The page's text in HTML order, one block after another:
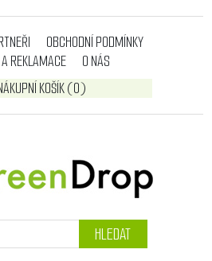
OBCHODNÍ PODMÍNKY
REKLAMACE
O NÁS
KOŠÍK(0)
HLEDAT